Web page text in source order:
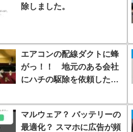
除しました。
エアコンの配線ダクトに蜂
がっ！！ 地元のある会社
にハチの駆除を依頼したお
マルウェア？ バッテリーの
最適化？ スマホに広告が頻